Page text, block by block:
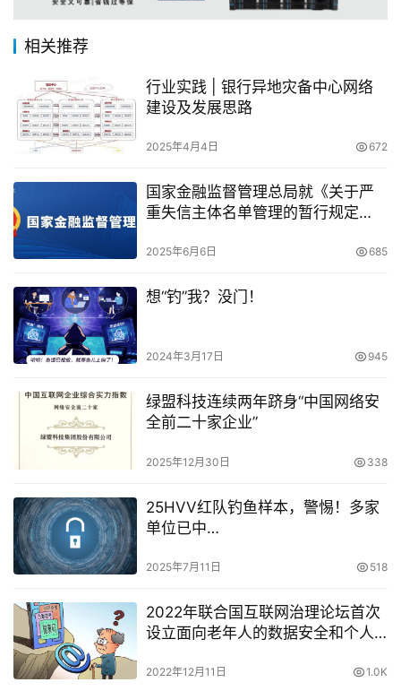
相关推荐
行业实践 | 银行异地灾备中心网络
建设及发展思路
2025年4月4日 672
国家金融监督管理总局就《关于严
重失信主体名单管理的暂行规定
2025年6月6日 685
想“钓”我？没门！
2024年3月17日 945
绿盟科技连续两年跻身“中国网络安
全前二十家企业”
2025年12月30日 338
25HVV红队钓鱼样本，警惕！多家
单位已中…
2025年7月11日 518
2022年联合国互联网治理论坛首次
设立面向老年人的数据安全和个人
2022年12月11日 1.0K